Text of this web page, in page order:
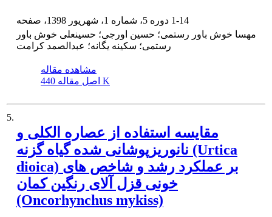
1-14
مهسا خوش باور رستمی؛ حسین اورجی؛ حسینعلی خوش باور
رستمی؛ سکینه یگانه؛ عبدالصمد کرامت
مشاهده مقاله
اصل مقاله 440 K
5.
مقایسه استفاده از عصاره الکلی و
نانوریزپوشانی شده گیاه گزنه (Urtica
dioica) بر عملکرد رشد و شاخص های
خونی قزل آلای رنگین کمان
(Oncorhynchus mykiss)